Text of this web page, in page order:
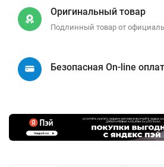
Оригинальный товар
Подлинный товар от
Безопасная On-line